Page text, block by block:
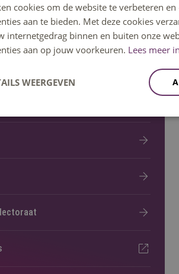
cookies om de website te verbeteren
aan te bieden. Met deze cookies
internetgedrag binnen en buiten onze
aan op jouw voorkeuren. Lees meer
WEERGEVEN